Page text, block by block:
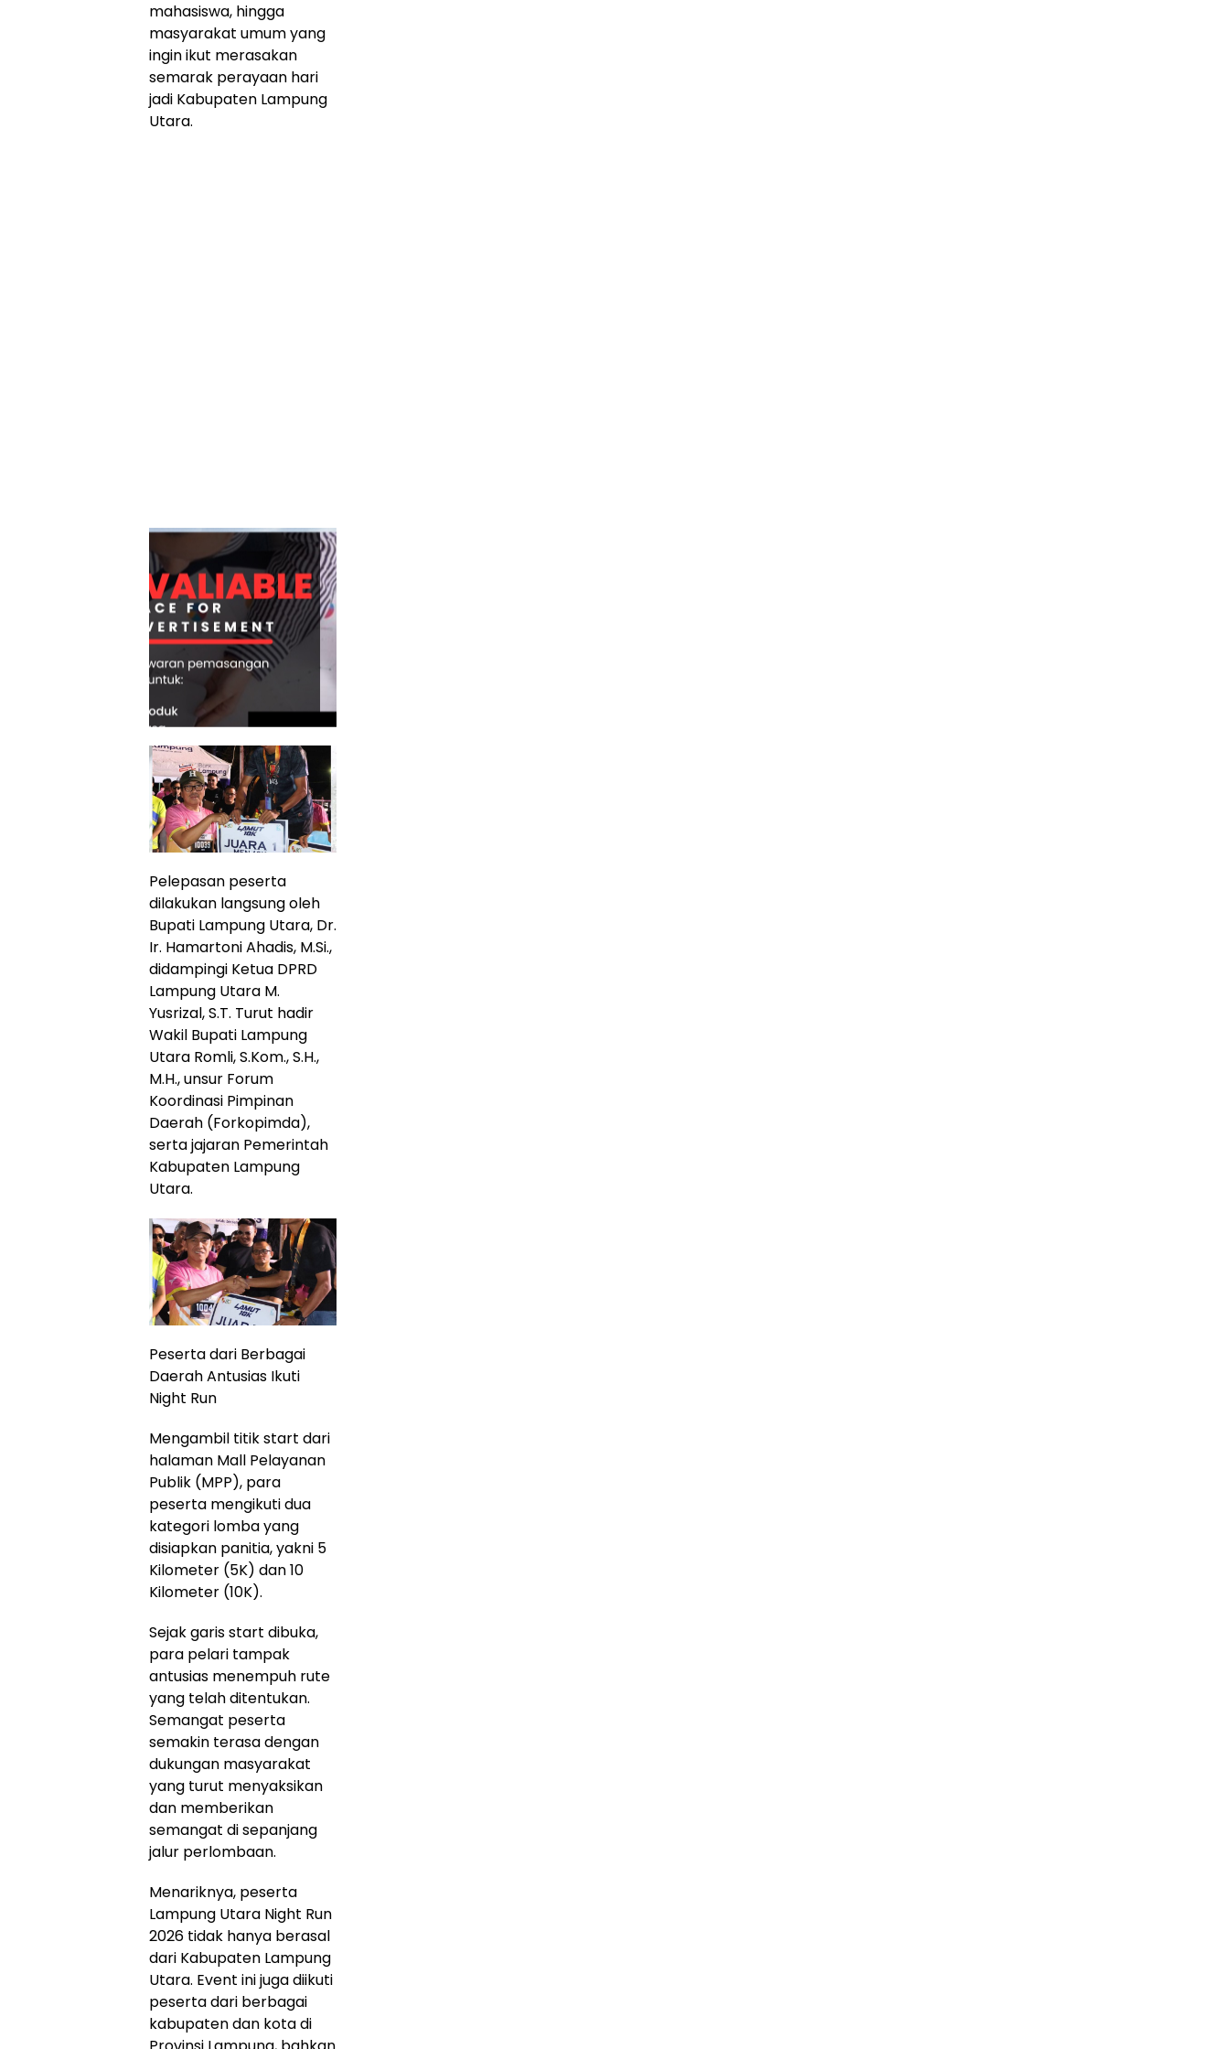
mahasiswa, hingga
masyarakat umum yang
ingin ikut merasakan
semarak perayaan hari
jadi Kabupaten Lampung
Utara.
Pelepasan peserta
dilakukan langsung oleh
Bupati Lampung Utara, Dr.
Ir. Hamartoni Ahadis, M.Si.,
didampingi Ketua DPRD
Lampung Utara M.
Yusrizal, S.T. Turut hadir
Wakil Bupati Lampung
Utara Romli, S.Kom., S.H.,
M.H., unsur Forum
Koordinasi Pimpinan
Daerah (Forkopimda),
serta jajaran Pemerintah
Kabupaten Lampung
Utara.
Peserta dari Berbagai
Daerah Antusias Ikuti
Night Run
Mengambil titik start dari
halaman Mall Pelayanan
Publik (MPP), para
peserta mengikuti dua
kategori lomba yang
disiapkan panitia, yakni 5
Kilometer (5K) dan 10
Kilometer (10K).
Sejak garis start dibuka,
para pelari tampak
antusias menempuh rute
yang telah ditentukan.
Semangat peserta
semakin terasa dengan
dukungan masyarakat
yang turut menyaksikan
dan memberikan
semangat di sepanjang
jalur perlombaan.
Menariknya, peserta
Lampung Utara Night Run
2026 tidak hanya berasal
dari Kabupaten Lampung
Utara. Event ini juga diikuti
peserta dari berbagai
kabupaten dan kota di